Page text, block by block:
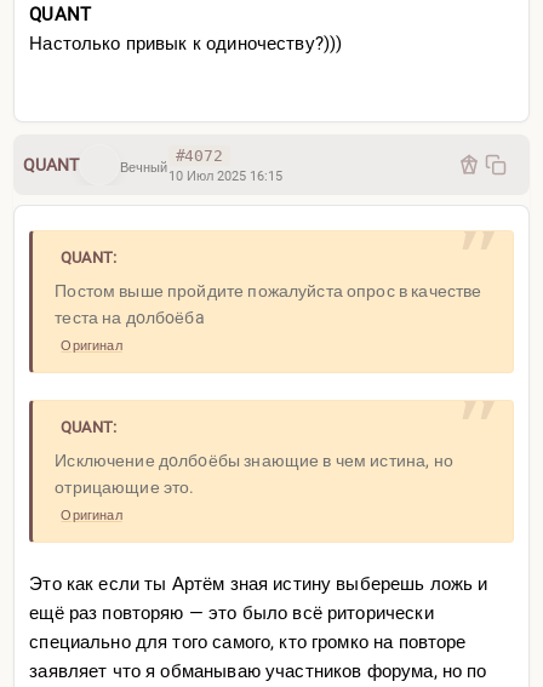
QUANT
Настолько привык к одиночеству?)))
QUANT Вечный
#4072
10 Июл 2025 16:15
QUANT:
Постом выше пройдите пожалуйста опрос в качестве
теста на дoлбoёбa
Оригинал
QUANT:
Исключение дoлбoёбы знающие в чем истина, но
отрицающие это.
Оригинал
Это как если ты Артём зная истину выберешь ложь и
ещё раз повторяю — это было всё риторически
специально для того самого, кто громко на повторе
заявляет что я обманываю участников форума, но по